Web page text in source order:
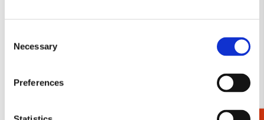
Selection
Necessary
Preferences